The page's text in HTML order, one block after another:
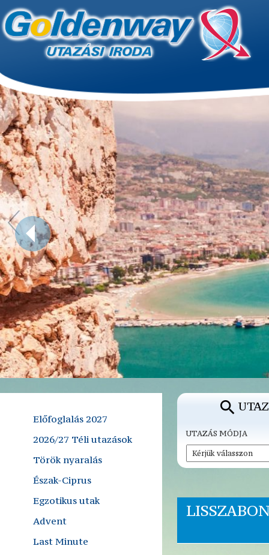
Előfoglalás 2027
2026/27 Téli utazások
Török nyaralás
Észak-Ciprus
Egzotikus utak
Advent
Last Minute
UTAZÁS MÓDJA